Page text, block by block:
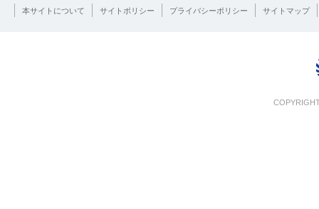
本サイトについて サイトポリシー プライバシーポリシー サイトマップ